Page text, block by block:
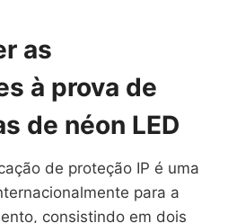
as
à prova de
de néon LED
de proteção IP é uma
para a
consistindo em dois